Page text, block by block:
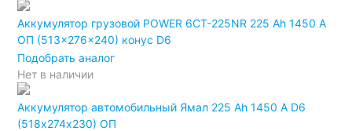
Аккумулятор грузовой POWER 6СТ-225NR 225 Ah 1450 A
ОП (513x276x240) конус D6
Подобрать аналог
Нет в наличии
Аккумулятор автомобильный Ямал 225 Ah 1450 A D6
(518х274х230) ОП